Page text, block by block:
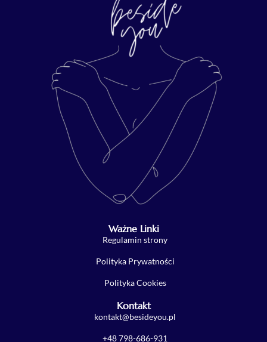
Ważne Linki
Regulamin strony
Polityka Prywatności
Polityka Cookies
Kontakt
kontakt@besideyou.pl
+48 798-686-931